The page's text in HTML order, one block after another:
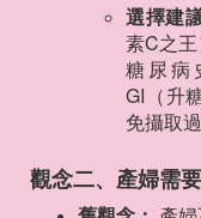
選擇建
素C之
糖尿病
GI（升
免攝取
觀念二、產婦需